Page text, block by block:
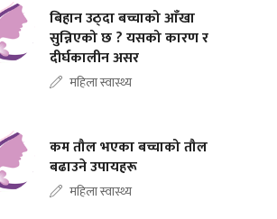
बिहान उठ्दा बच्चाको आँखा
सुन्निएको छ ? यसको कारण र
दीर्घकालीन असर
महिला स्वास्थ्य
कम तौल भएका बच्चाको तौल
बढाउने उपायहरू
महिला स्वास्थ्य